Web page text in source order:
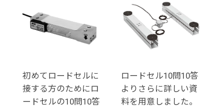
初めてロードセルに
接する方のためにロ
ードセルの10問10答
ロードセル10問10答
よりさらに詳しい資
料を用意しました。